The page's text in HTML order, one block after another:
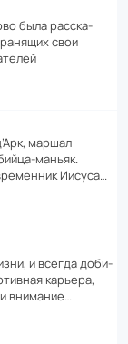
была расска­
свои
маршал
маньяк.
Иисуса…
и всегда доби­
карьера,
внимание…